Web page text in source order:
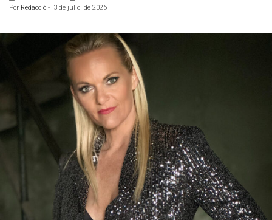
Por Redacció - 3 de juliol de 2026